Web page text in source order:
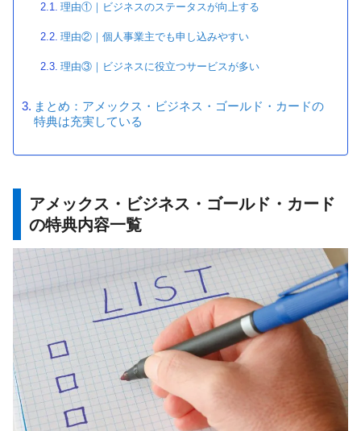
理由①｜ビジネスのステータスが向上する
理由②｜個人事業主でも申し込みやすい
理由③｜ビジネスに役立つサービスが多い
まとめ：アメックス・ビジネス・ゴールド・カードの
特典は充実している
アメックス・ビジネス・ゴールド・カード
の特典内容一覧